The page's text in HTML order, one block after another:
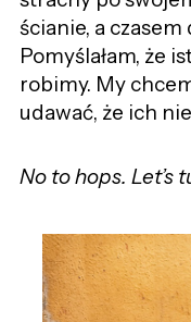
ścianie, a
Pomyślałam, że
robimy. My
udawać, że ich
No to hops. Let’s